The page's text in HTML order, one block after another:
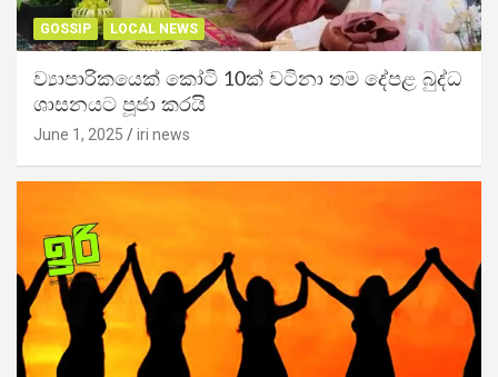
GOSSIP LOCAL NEWS
ව්‍යාපාරිකයෙක් කෝටි 10ක් වටිනා තම දේපළ බුද්ධ
ශාසනයට පූජා කරයි
June 1, 2025 iri news